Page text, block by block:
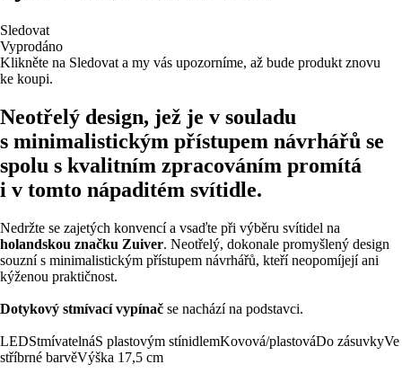
Sledovat
Vyprodáno
Klikněte na Sledovat a my vás upozorníme, až bude produkt znovu
ke koupi.
Neotřelý design, jež je v souladu
s minimalistickým přístupem návrhářů se
spolu s kvalitním zpracováním promítá
i v tomto nápaditém svítidle.
Nedržte se zajetých konvencí a vsaďte při výběru svítidel na
holandskou značku Zuiver. Neotřelý, dokonale promyšlený design
souzní s minimalistickým přístupem návrhářů, kteří neopomíjejí ani
kýženou praktičnost.
Dotykový stmívací vypínač se nachází na podstavci.
LEDStmívatelnáS plastovým stínidlemKovová/plastováDo zásuvkyVe
stříbrné barvěVýška 17,5 cm